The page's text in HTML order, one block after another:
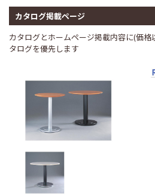
カタログ掲載ページ
カタログとホームページ掲載内容に(価
タログを優先します